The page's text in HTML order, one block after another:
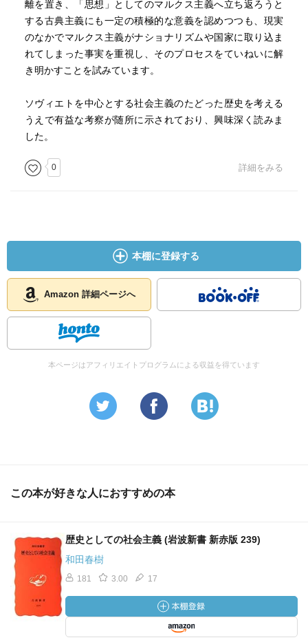
離を置き、「思想」としてのマルクス主義へ立ち返ろうと
する古典主義にも一定の積極的な意義を認めつつも、現実
のなかでマルクス主義がナショナリズムや国家に取り込ま
れてしまった事実を重視し、そのプロセスをていねいに解
き明かすことを試みています。
ソヴィエトを中心とする社会主義のたどった歴史を考える
うえで有益な考察が随所に示されており、興味深く読みま
した。
0 詳細をみる
本棚に登録する
Amazon 詳細ページへ
本ページはアフィリエイトプログラムによる収益を得ています
この本が好きな人におすすめの本
歴史としての社会主義 (岩波新書 新赤版 239)
和田春樹
181 3.00 17